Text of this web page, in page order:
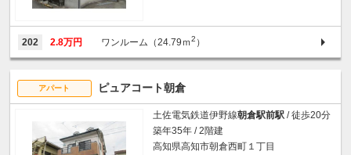
202 2.8万円 ワンルーム（24.79ｍ2 ）
アパート ピュアコート朝倉
土佐電気鉄道伊野線朝倉駅前駅 / 徒歩20分
築年35年 / 2階建
高知県高知市朝倉西町１丁目